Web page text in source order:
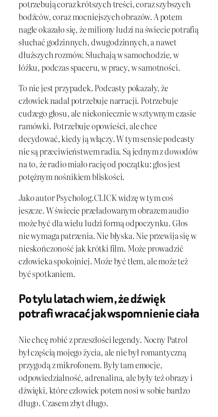
potrzebują coraz krótszych treści, coraz szybszych
bodźców, coraz mocniejszych obrazów. A potem
nagle okazało się, że miliony ludzi na świecie potrafią
słuchać godzinnych, dwugodzinnych, a nawet
dłuższych rozmów. Słuchają w samochodzie, w
łóżku, podczas spaceru, w pracy, w samotności.
To nie jest przypadek. Podcasty pokazały, że
człowiek nadal potrzebuje narracji. Potrzebuje
cudzego głosu, ale niekoniecznie w sztywnym czasie
ramówki. Potrzebuje opowieści, ale chce
decydować, kiedy ją włączy. W tym sensie podcasty
nie są przeciwieństwem radia. Są jednym z dowodów
na to, że radio miało rację od początku: głos jest
potężnym nośnikiem bliskości.
Jako autor Psycholog.CLICK widzę w tym coś
jeszcze. W świecie przeładowanym obrazem audio
może być dla wielu ludzi formą odpoczynku. Głos
nie wymaga patrzenia. Nie błyska. Nie przewija się w
nieskończoność jak krótki film. Może prowadzić
człowieka spokojniej. Może być tłem, ale może też
być spotkaniem.
Po tylu latach wiem, że dźwięk
potrafi wracać jak wspomnienie ciała
Nie chcę robić z przeszłości legendy. Nocny Patrol
był częścią mojego życia, ale nie był romantyczną
przygodą z mikrofonem. Były tam emocje,
odpowiedzialność, adrenalina, ale były też obrazy i
dźwięki, które człowiek potem nosi w sobie bardzo
długo. Czasem zbyt długo.